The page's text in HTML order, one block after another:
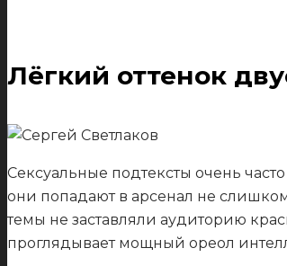
Лёгкий оттенок
Сексуальные подтексты очень
они попадают в арсенал не
темы не заставляли аудиторию
проглядывает мощный ореол